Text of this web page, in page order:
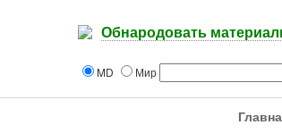
Обнародовать
MD Мир